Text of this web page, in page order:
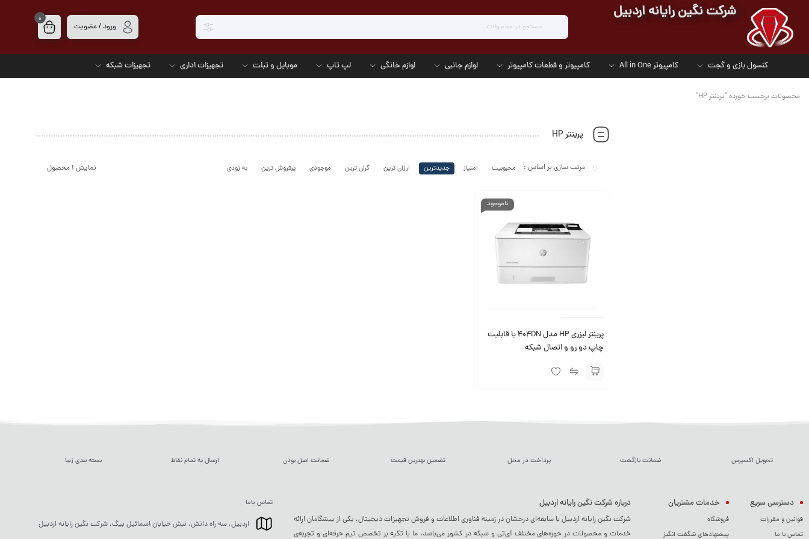
شرکت نگین رایانه اردبیل
ورود / عضویت
0
کنسول بازی و گجت کامپیوتر All in One کامپیوتر و قطعات کامپیوتر لوازم جانبی لوازم خانگی لپ تاپ موبایل و تبلت تجهیزات اداری تجهیزات شبکه
محصولات برچسب خورده “پرینتر HP”
پرینتر HP
نمایش ۱ محصول محبوبیت امتیاز جدیدترین ارزان ترین گران ترین موجودی پرفروش ترین به زودی
ناموجود
پرینتر لیزری HP مدل 404DN با قابلیت
چاپ دو رو و اتصال شبکه
تحویل اکسپرس ضمانت بازگشت پرداخت در محل تضمین بهترین قیمت ضمانت اصل بودن ارسال به تمام نقاط بسته بندی زیبا
دسترسی سریع
قوانین و مقررات
تماس با ما
خدمات مشتریان
فروشگاه
پیشنهادهای شگفت انگیز
درباره شرکت نگین رایانه اردبیل
شرکت نگین رایانه اردبیل با سابقه‌ای درخشان در زمینه فناوری اطلاعات و فروش تجهیزات دیجیتال، یکی از پیشگامان ارائه
خدمات و محصولات در حوزه‌های مختلف آی‌تی و شبکه در کشور می‌باشد. ما با تکیه بر تخصص تیم حرفه‌ای و تجربه‌ی
تماس باما
اردبیل، سه راه دانش، نبش خیابان اسمائیل بیگ، شرکت نگین رایانه اردبیل